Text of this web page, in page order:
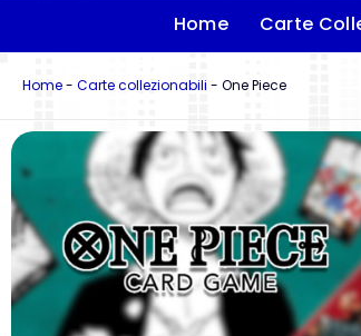
Home Carte
Home- Carte collezionabili - One Piece